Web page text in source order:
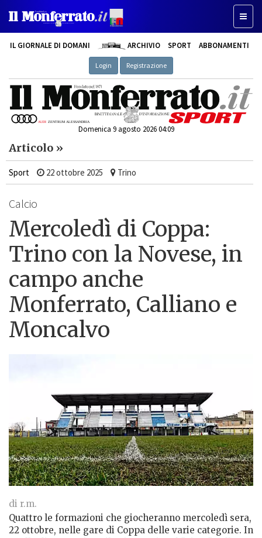
IL GIORNALE DI DOMANI ARCHIVIO SPORT ABBONAMENTI
Login Registrazione
Domenica 9 agosto 2026 04:09
Articolo »
Sport 22 ottobre 2025 Trino
Calcio
Mercoledì di Coppa:
Trino con la Novese, in
campo anche
Monferrato, Calliano e
Moncalvo
di r.m.
Quattro le formazioni che giocheranno mercoledì sera,
22 ottobre, nelle gare di Coppa delle varie categorie. In